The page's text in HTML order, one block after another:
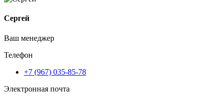
Сергей
Ваш менеджер
Телефон
+7 (967) 035-85-78
Электронная почта